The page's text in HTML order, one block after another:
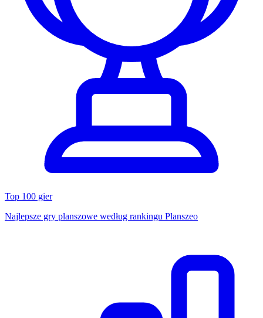
Top 100 gier
Najlepsze gry planszowe według rankingu Planszeo